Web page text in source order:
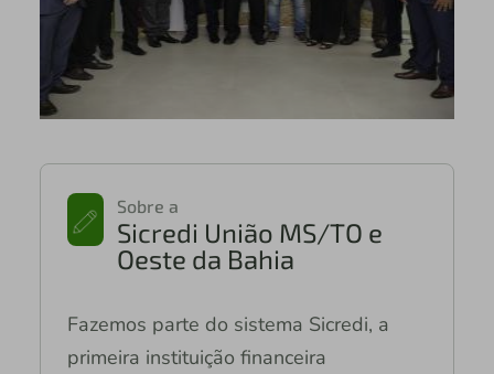
Sobre a
Sicredi União MS/TO e
Oeste da Bahia
Fazemos parte do sistema Sicredi, a
primeira instituição financeira